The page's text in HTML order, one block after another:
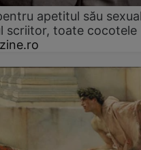
apetitul său
scriitor, toate cocotele